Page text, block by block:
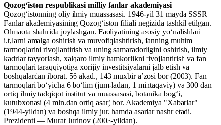
Qozogʻiston respublikasi milliy fanlar akademiyasi —
Qozogʻistonning oliy ilmiy muassasasi. 1946-yil 31 mayda SSSR
Fanlar akademiyasining Qozogʻiston filiali negizida tashkil etilgan.
Olmaota shahrida joylashgan. Faoliyatining asosiy yoʻnalishlari
i.t,larni amalga oshirish va muvofiqlashtirish, fanning muhim
tarmoqlarini rivojlantirish va uning samaradorligini oshirish, ilmiy
kadrlar tayyorlash, xalqaro ilmiy hamkorlikni rivojlantirish va fan
tarmoqlari taraqqiyotiga xorijiy investitsiyalarni jalb etish va
boshqalardan iborat. 56 akad., 143 muxbir aʼzosi bor (2003). Fan
tarmoqlari boʻyicha 6 boʻlim (jum-ladan, 1 mintaqaviy) va 300 dan
ortiq ilmiy tadqiqot institut va muassasasi, botanika bogʻi,
kutubxonasi (4 mln.dan ortiq asar) bor. Akademiya "Xabarlar"
(1944-yildan) va boshqa ilmiy jur. hamda asarlar nashr etadi.
Prezidenti — Murat Jurinov (2003-yildan).